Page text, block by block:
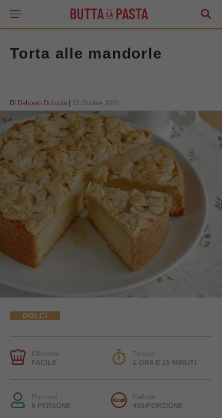
Torta alle mandorle
Di Deborah Di Lucia 12 Ottobre 2010
DOLCI
Difficoltà:
FACILE
Tempo:
1 ORA E 15 MINUTI
Porzioni:
6 PERSONE
Calorie:
430/PORZIONE